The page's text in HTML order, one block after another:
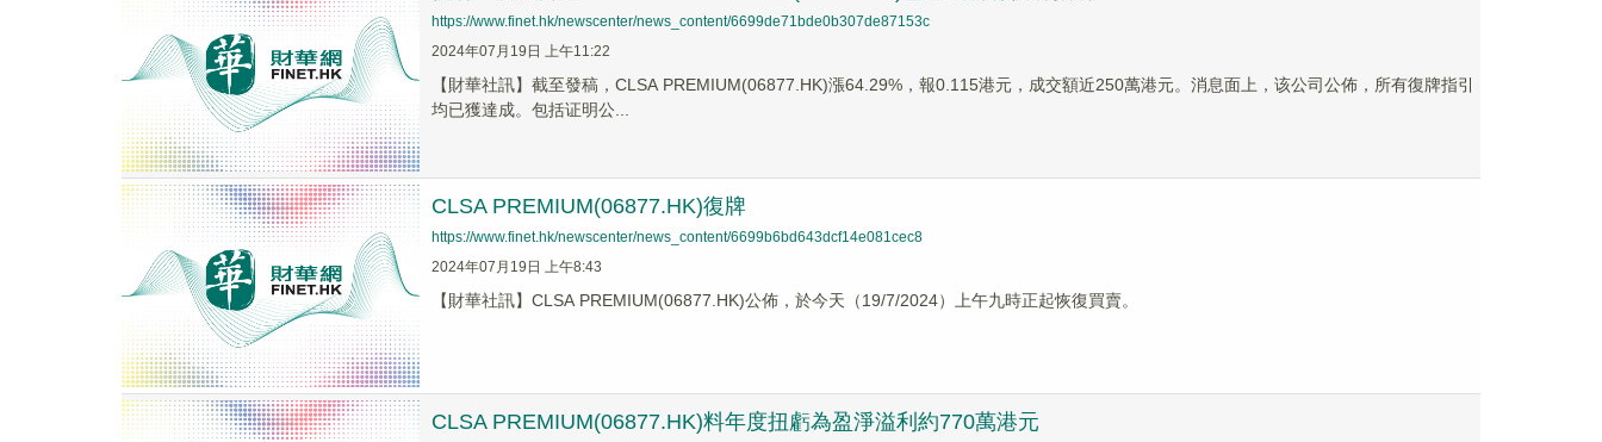
https://www.finet.hk/newscenter/news_content/6699de71bde0b307de87153c
2024年07月19日 上午11:22
【財華社訊】截至發稿，CLSA PREMIUM(06877.HK)漲64.29%，報0.115港元，成交額近250萬港元。消息面上，该公司公佈，所有復牌指引
均已獲達成。包括证明公...
CLSA PREMIUM(06877.HK)復牌
https://www.finet.hk/newscenter/news_content/6699b6bd643dcf14e081cec8
2024年07月19日 上午8:43
【財華社訊】CLSA PREMIUM(06877.HK)公佈，於今天（19/7/2024）上午九時正起恢復買賣。
CLSA PREMIUM(06877.HK)料年度扭虧為盈淨溢利約770萬港元